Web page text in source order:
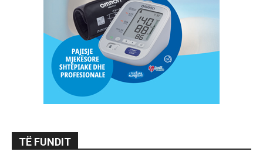
TË FUNDIT